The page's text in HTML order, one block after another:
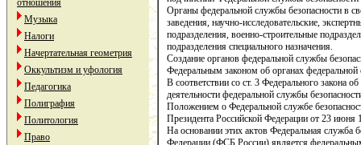
отношения
Музыка
Налоги
Начертательная геометрия
Оккультизм и уфология
Педагогика
Полиграфия
Политология
Право
Органы федеральной службы безопасности в
заведения, научно-исследовательские,
подразделения, военно-строительные
подразделения специального назначения.
Создание органов федеральной службы
Федеральным законом об органах федеральной
В соответствии со ст. 3 Федерального закона
деятельности федеральной службы
Положением о Федеральной службе
Президента Российской Федерации от 23 июня
На основании этих актов Федеральная служба
Федерации (ФСБ России) является